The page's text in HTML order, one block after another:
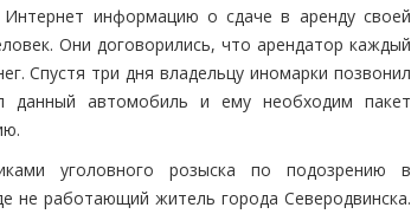
информацию о сдаче в аренду своей
Они договорились, что арендатор каждый
Спустя три дня владельцу иномарки позвонил
автомобиль и ему необходим пакет
уголовного розыска по подозрению в
не работающий житель города Северодвинска.